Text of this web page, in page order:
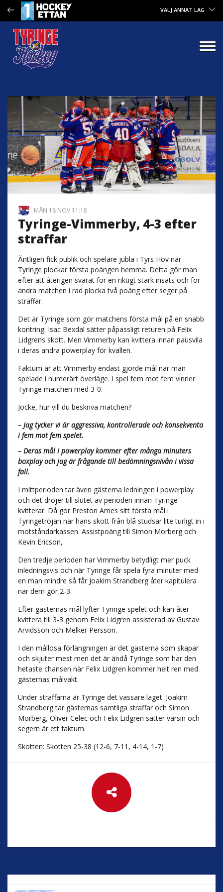
VÄLJ ANNAT LAG
MÅN 18 NOV 11:18
Tyringe-Vimmerby, 4-3 efter
straffar
Äntligen fick publik och spelare jubla i Tyrs Hov när
Tyringe plockar första poängen hemma. Detta gör man
efter att återigen svarat för en riktigt stark insats och för
andra matchen i rad plocka två poäng efter seger på
straffar.
Det är Tyringe som gör matchens första mål på en snabb
kontring. Isac Bexdal sätter påpassligt returen på Felix
Lidgrens skott. Men Vimmerby kan kvittera innan pausvila
i deras andra powerplay för kvällen.
Faktum är att Vimmerby endast gjorde mål när man
spelade i numerärt överläge. I spel fem mot fem vinner
Tyringe matchen med 3-0.
Jocke, hur vill du beskriva matchen?
– Jag tycker vi är aggressiva, kontrollerade och konsekventa
i fem mot fem spelet.
– Deras mål i powerplay kommer efter många minuters
boxplay och jag är frågande till bedömningsnivån i vissa
fall.
I mittperioden tar även gästerna ledningen i powerplay
och det dröjer till slutet av perioden innan Tyringe
kvitterar. Då gör Preston Ames sitt första mål i
Tyringetröjan när hans skott från blå studsar lite turligt in i
motståndarkassen. Assistpoäng till Simon Morberg och
Kevin Ericson,
Den tredje perioden har Vimmerby betydligt mer puck
inledningsvis och när Tyringe får spela fyra minuter med
en man mindre så får Joakim Strandberg åter kapitulera
när dem gör 2-3.
Efter gästernas mål lyfter Tyringe spelet och kan åter
kvittera till 3-3 genom Felix Lidgren assisterad av Gustav
Arvidsson och Melker Persson.
I den mållösa förlängningen är det gästerna som skapar
och skjuter mest men det är ändå Tyringe som har den
hetaste chansen när Felix Lidgren kommer helt ren med
gästernas målvakt.
Under straffarna är Tyringe det vassare laget. Joakim
Strandberg tar gästernas samtliga straffar och Simon
Morberg, Oliver Celec och Felix Lidgren sätter varsin och
segern är ett faktum.
Skotten: Skotten 25-38 (12-6, 7-11, 4-14, 1-7)